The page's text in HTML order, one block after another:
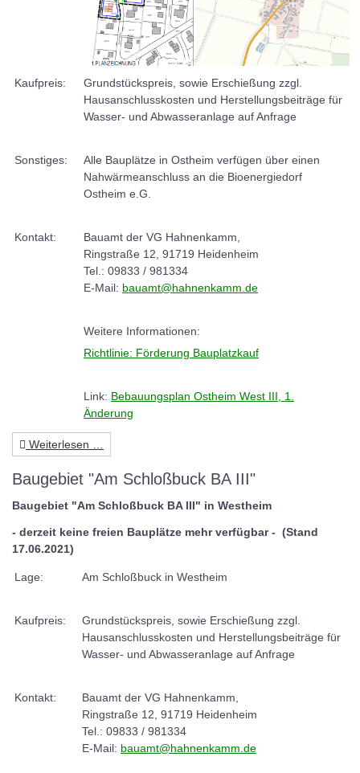
Kaufpreis:
Grundstückspreis, sowie Erschießung zzgl.
Hausanschlusskosten und Herstellungsbeiträge für
Wasser- und Abwasseranlage auf Anfrage
Sonstiges:
Alle Bauplätze in Ostheim verfügen über einen
Nahwärmeanschluss an die Bioenergiedorf
Ostheim e.G.
Kontakt:
Bauamt der VG Hahnenkamm,
Ringstraße 12, 91719 Heidenheim
Tel.: 09833 / 981334
E-Mail: bauamt@hahnenkamm.de
Weitere Informationen:
Richtlinie: Förderung Bauplatzkauf
Link: Bebauungsplan Ostheim West III, 1.
Änderung
Weiterlesen …
Baugebiet "Am Schloßbuck BA III"
Baugebiet "Am Schloßbuck BA III" in Westheim
- derzeit keine freien Bauplätze mehr verfügbar - (Stand
17.06.2021)
Lage: Am Schloßbuck in Westheim
Kaufpreis:
Grundstückspreis, sowie Erschießung zzgl.
Hausanschlusskosten und Herstellungsbeiträge für
Wasser- und Abwasseranlage auf Anfrage
Kontakt:
Bauamt der VG Hahnenkamm,
Ringstraße 12, 91719 Heidenheim
Tel.: 09833 / 981334
E-Mail: bauamt@hahnenkamm.de